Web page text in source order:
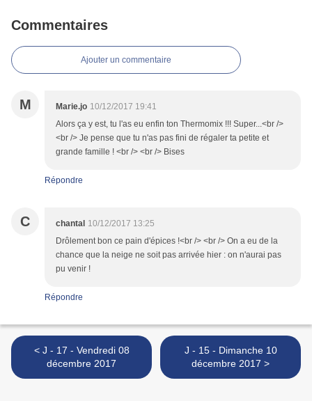
Commentaires
Ajouter un commentaire
M Marie.jo 10/12/2017 19:41
Alors ça y est, tu l'as eu enfin ton Thermomix !!! Super...<br />
<br /> Je pense que tu n'as pas fini de régaler ta petite et
grande famille ! <br /> <br /> Bises
Répondre
C chantal 10/12/2017 13:25
Drôlement bon ce pain d'épices !<br /> <br /> On a eu de la
chance que la neige ne soit pas arrivée hier : on n'aurai pas
pu venir !
Répondre
< J - 17 - Vendredi 08
décembre 2017
J - 15 - Dimanche 10
décembre 2017 >